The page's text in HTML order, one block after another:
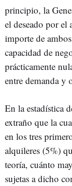
principio, la
el deseado por el
importe de
capacidad de
prácticamente
entre demanda y
En la estadística
extraño que la
en los tres
alquileres (5%)
teoría, cuánto
sujetas a dicho